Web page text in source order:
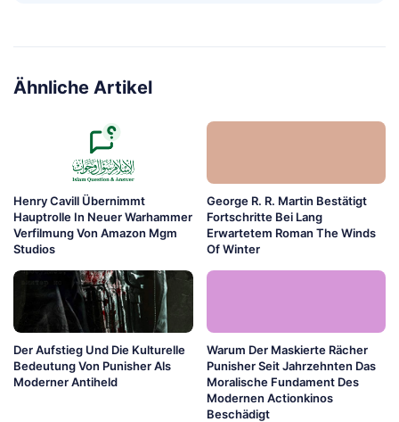
Ähnliche Artikel
Henry Cavill Übernimmt
Hauptrolle In Neuer Warhammer
Verfilmung Von Amazon Mgm
Studios
George R. R. Martin Bestätigt
Fortschritte Bei Lang
Erwartetem Roman The Winds
Of Winter
Der Aufstieg Und Die Kulturelle
Bedeutung Von Punisher Als
Moderner Antiheld
Warum Der Maskierte Rächer
Punisher Seit Jahrzehnten Das
Moralische Fundament Des
Modernen Actionkinos
Beschädigt